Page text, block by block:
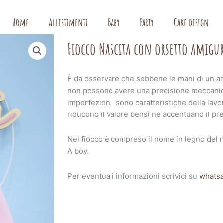
Home Allestimenti Baby Party Cake design
Fiocco Nascita con orsetto
È da osservare che sebbene le mani di un
non possono avere una precisione
imperfezioni sono caratteristiche della
riducono il valore bensì ne accentuano il
Nel fiocco è compreso il nome in legno del
A boy.
Per eventuali informazioni scrivici su